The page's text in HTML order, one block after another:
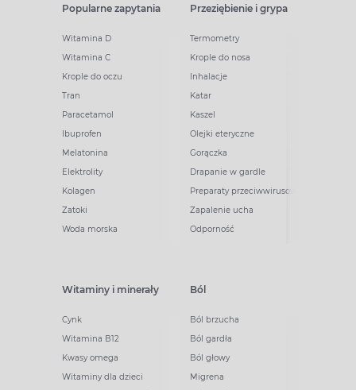
Popularne zapytania
Witamina D
Witamina C
Krople do oczu
Tran
Paracetamol
Ibuprofen
Melatonina
Elektrolity
Kolagen
Zatoki
Woda morska
Przeziębienie i grypa
Termometry
Krople do nosa
Inhalacje
Katar
Kaszel
Olejki eteryczne
Gorączka
Drapanie w gardle
Preparaty przeciwwirusowe
Zapalenie ucha
Odporność
Witaminy i minerały
Cynk
Witamina B12
Kwasy omega
Witaminy dla dzieci
Ból
Ból brzucha
Ból gardła
Ból głowy
Migrena